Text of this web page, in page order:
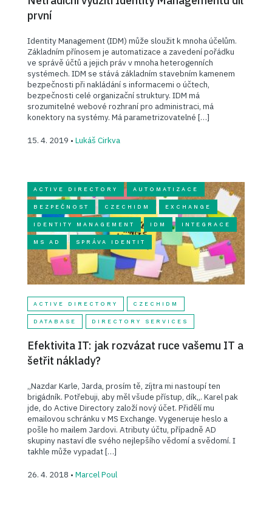
první
Identity Management (IDM) může sloužit k mnoha účelům.
Základním přínosem je automatizace a zavedení pořádku
ve správě účtů a jejich práv v mnoha heterogenních
systémech. IDM se stává základním stavebním kamenem
bezpečnosti při nakládání s informacemi o účtech,
bezpečnosti celé organizační struktury. IDM má
srozumitelné webové rozhraní pro administraci, má
konektory na systémy. Má parametrizovatelné […]
15. 4. 2019 • Lukáš Cirkva
ACTIVE DIRECTORY AUTOMATIZACE
BEZPEČNOST CZECHIDM EXCHANGE
IDENTITY MANAGEMENT IDM INTEGRACE
MS AD SPRÁVA IDENTIT
ACTIVE DIRECTORY CZECHIDM
DATABASE DIRECTORY SERVICES
Efektivita IT: jak rozvázat ruce vašemu IT a
šetřit náklady?
„Nazdar Karle, Jarda, prosím tě, zíjtra mi nastoupí ten
brigádník. Potřebuji, aby měl všude přístup, dík„. Karel pak
jde, do Active Directory založí nový účet. Přidělí mu
emailovou schránku v MS Exchange. Vygeneruje heslo a
pošle ho mailem Jardovi. Atributy účtu, případně AD
skupiny nastaví dle svého nejlepšího vědomí a svědomí. I
takhle může vypadat […]
26. 4. 2018 • Marcel Poul